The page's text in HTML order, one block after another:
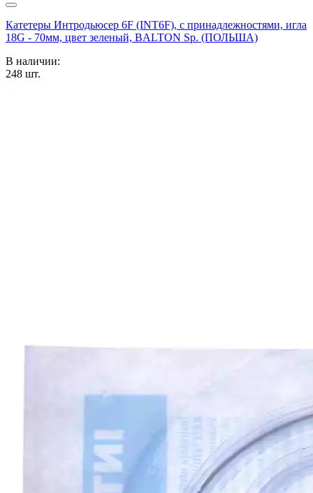
Катетеры Интродьюсер 6F (INT6F), с принадлежностями, игла
18G - 70мм, цвет зеленый, BALTON Sp. (ПОЛЬША)
В наличии:
248 шт.